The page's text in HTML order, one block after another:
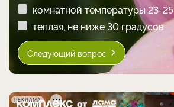
комнатной температуры 23-25
теплая, не ниже 30 градусов
Следующий вопрос
РЕКЛАМА